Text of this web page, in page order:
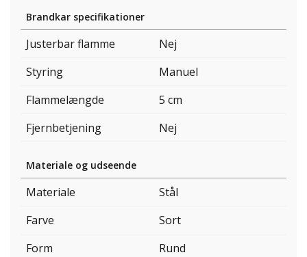
Brandkar specifikationer
Justerbar flamme
Nej
Styring
Manuel
Flammelængde
5 cm
Fjernbetjening
Nej
Materiale og udseende
Materiale
Stål
Farve
Sort
Form
Rund